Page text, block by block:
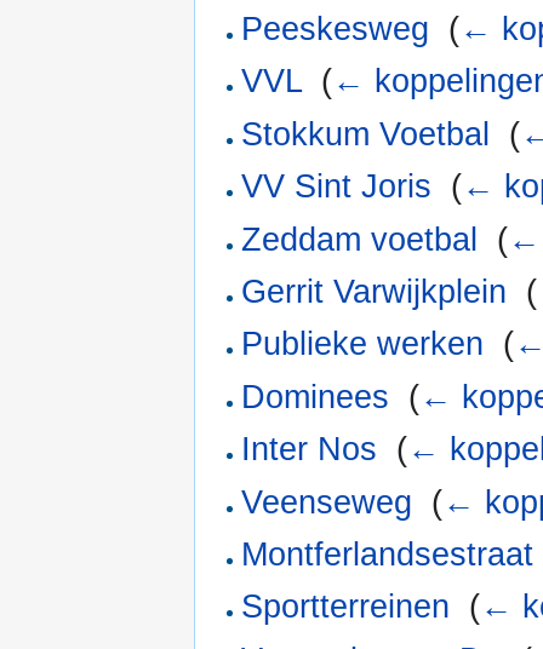
Peeskesweg (←
VVL‎ (←
Stokkum Voetbal
(
VV Sint Joris (←
Zeddam voetbal
(←
Gerrit Varwijkplein (
Publieke werken (
Dominees (←
Inter Nos (←
Veenseweg (←
Montferlandsestraat
Sportterreinen (←